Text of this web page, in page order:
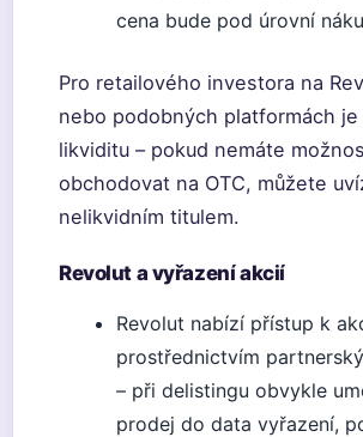
cena bude pod úrovní
Pro retailového investora na
nebo podobných platformách
likviditu – pokud nemáte
obchodovat na OTC, můžete
nelikvidním titulem.
Revolut a vyřazení akcií
Revolut nabízí přístup k
prostřednictvím
– při delistingu obvykle
prodej do data vyřazení,